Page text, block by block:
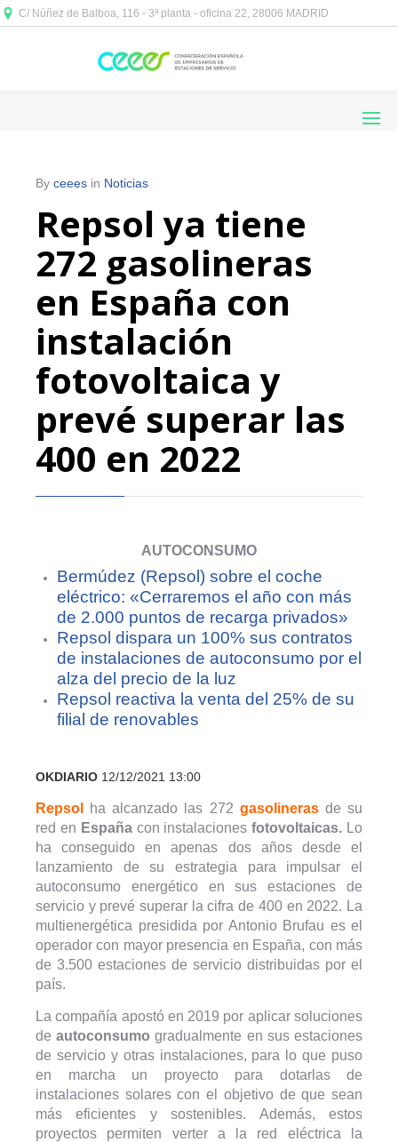
C/ Núñez de Balboa, 116 - 3ª planta - oficina 22, 28006 MADRID
By ceees in Noticias
Repsol ya tiene
272 gasolineras
en España con
instalación
fotovoltaica y
prevé superar las
400 en 2022
AUTOCONSUMO
Bermúdez (Repsol) sobre el coche
eléctrico: «Cerraremos el año con más
de 2.000 puntos de recarga privados»
Repsol dispara un 100% sus contratos
de instalaciones de autoconsumo por el
alza del precio de la luz
Repsol reactiva la venta del 25% de su
filial de renovables
OKDIARIO 12/12/2021 13:00
Repsol ha alcanzado las 272 gasolinerasde su
red en Españacon instalaciones fotovoltaicas. Lo
ha conseguido en apenas dos años desde el
lanzamiento de su estrategia para impulsar el
autoconsumo energético en sus estaciones de
servicio y prevé superar la cifra de 400 en 2022. La
multienergética presidida por Antonio Brufau es el
operador con mayor presencia en España, con más
de 3.500 estaciones de servicio distribuidas por el
país.
La compañía apostó en 2019 por aplicar soluciones
de autoconsumo gradualmente en sus estaciones
de servicio y otras instalaciones, para lo que puso
en marcha un proyecto para dotarlas de
instalaciones solares con el objetivo de que sean
más eficientes y sostenibles. Además, estos
proyectos permiten verter a la red eléctrica la